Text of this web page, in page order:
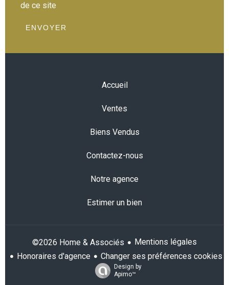
de ce site
ENVOYER
Accueil
Ventes
Biens Vendus
Contactez-nous
Notre agence
Estimer un bien
©2026 Home & Associés
Mentions légales
Honoraires d'agence
Changer ses préférences cookies
Design by
Apimo™